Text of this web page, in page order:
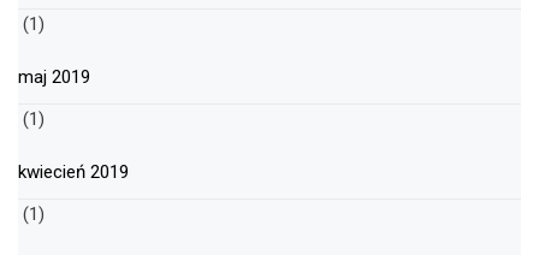
(1)
maj 2019
(1)
kwiecień 2019
(1)